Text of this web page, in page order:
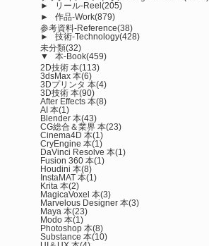
►
リール-Reel(205)
►
作品-Work(879)
参考資料-Reference(38)
►
技術-Technology(428)
未分類(32)
▼
本-Book(459)
2D技術 本(113)
3dsMax 本(6)
3Dプリンタ 本(4)
3D技術 本(90)
After Effects 本(8)
AI 本(1)
Blender 本(43)
CG総合＆業界 本(23)
Cinema4D 本(1)
CryEngine 本(1)
DaVinci Resolve 本(1)
Fusion 360 本(1)
Houdini 本(8)
InstaMAT 本(1)
Krita 本(2)
MagicaVoxel 本(3)
Marvelous Designer 本(3)
Maya 本(23)
Modo 本(1)
Photoshop 本(8)
Substance 本(10)